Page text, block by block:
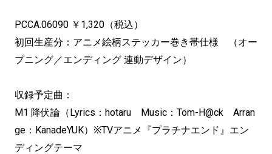
PCCA.06090 ￥1,320（税込）
初回生産分：アニメ絵柄ステッカー巻き帯仕様 （オー
プニング／エンディング 連動デザイン）
収録予定曲：
M1 降伏論（Lyrics：hotaru Music：Tom-H@ck Arran
ge：KanadeYUK）※TVアニメ『プラチナエンド』エン
ディングテーマ